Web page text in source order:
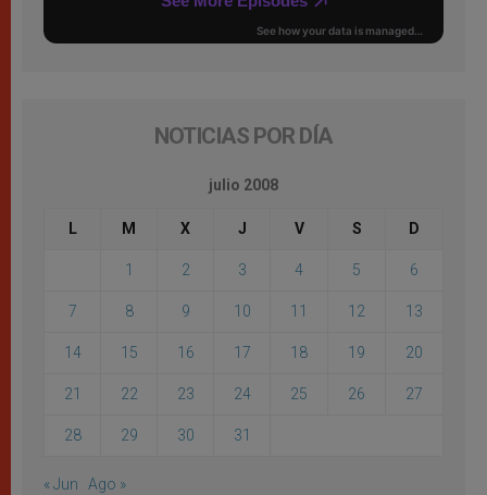
NOTICIAS POR DÍA
julio 2008
L M X J V S D
1 2 3 4 5 6
7 8 9 10 11 12 13
14 15 16 17 18 19 20
21 22 23 24 25 26 27
28 29 30 31
« Jun Ago »